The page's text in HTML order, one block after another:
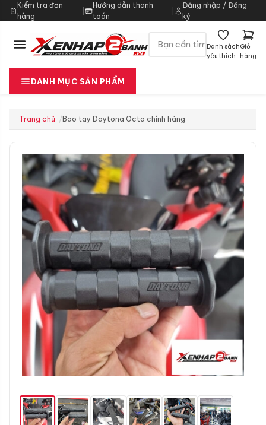
Kiểm tra đơn
hàng
|
Hướng dẫn thanh
toán
Đăng nhập / Đăng
ký
Danh sách
yêu thích
Giỏ
hàng
DANH MỤC SẢN PHẨM
Trang chủ Bao tay Daytona Octa chính hãng